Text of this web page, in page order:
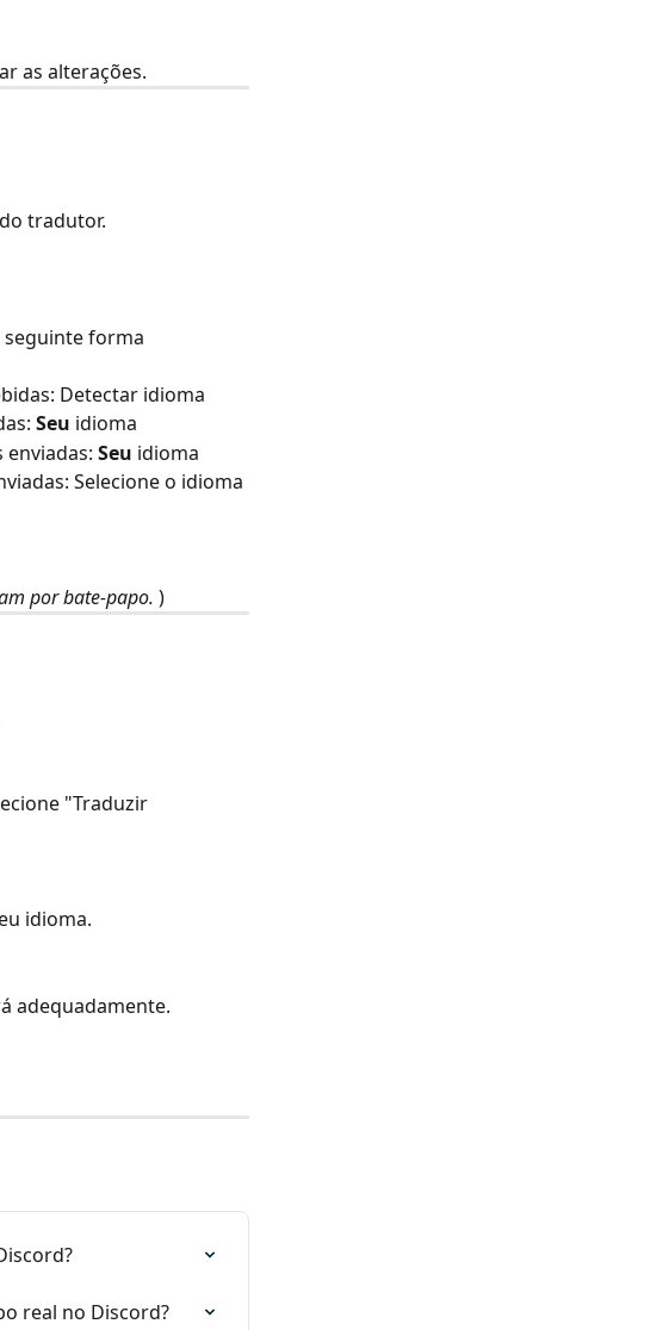
as alterações.
tradutor.
forma
Detectar idioma
Seu idioma
Seu idioma
Selecione o idioma
por bate-papo. )
"Traduzir
idioma.
adequadamente.
real no Discord?